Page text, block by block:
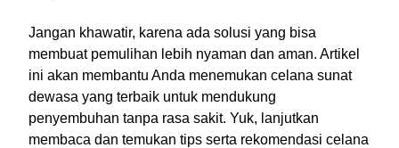
Jangan khawatir, karena ada solusi yang bisa
membuat pemulihan lebih nyaman dan aman. Artikel
ini akan membantu Anda menemukan celana sunat
dewasa yang terbaik untuk mendukung
penyembuhan tanpa rasa sakit. Yuk, lanjutkan
membaca dan temukan tips serta rekomendasi celana